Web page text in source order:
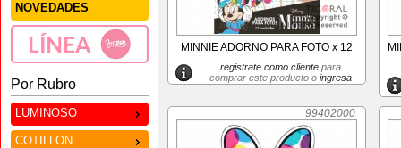
NOVEDADES
Por Rubro
LUMINOSO
COTILLON
MINNIE ADORNO PARA FOTO x 12
registrate como clientepara
comprar este producto o ingresa
99402000